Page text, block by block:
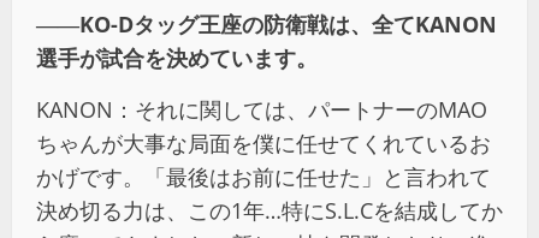
――KO-Dタッグ王座の防衛戦は、全てKANON
選手が試合を決めています。
KANON：それに関しては、パートナーのMAO
ちゃんが大事な局面を僕に任せてくれているお
かげです。「最後はお前に任せた」と言われて
決め切る力は、この1年…特にS.L.Cを結成してか